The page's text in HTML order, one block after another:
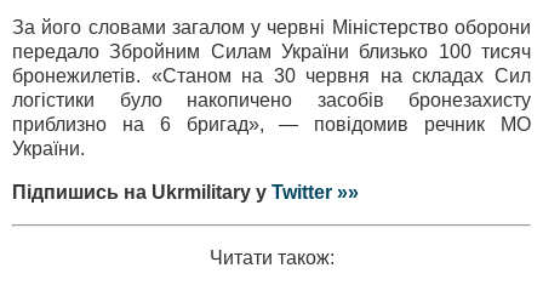
За його словами загалом у червні Міністерство оборони
передало Збройним Силам України близько 100 тисяч
бронежилетів. «Станом на 30 червня на складах Сил
логістики було накопичено засобів бронезахисту
приблизно на 6 бригад», — повідомив речник МО
України.
Підпишись на Ukrmilitary у Twitter »»
Читати також: